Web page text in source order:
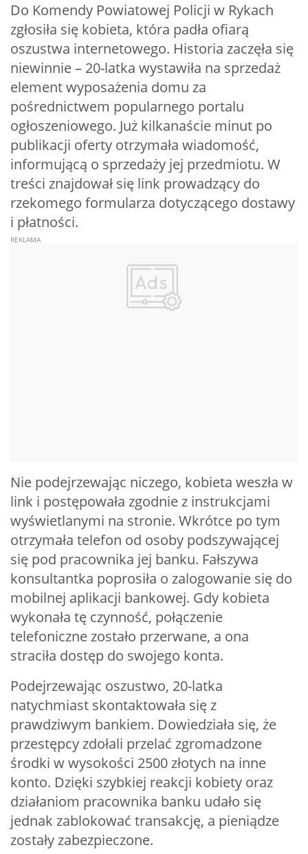
Do Komendy Powiatowej Policji w Rykach
zgłosiła się kobieta, która padła ofiarą
oszustwa internetowego. Historia zaczęła się
niewinnie – 20-latka wystawiła na sprzedaż
element wyposażenia domu za
pośrednictwem popularnego portalu
ogłoszeniowego. Już kilkanaście minut po
publikacji oferty otrzymała wiadomość,
informującą o sprzedaży jej przedmiotu. W
treści znajdował się link prowadzący do
rzekomego formularza dotyczącego dostawy
i płatności.
Nie podejrzewając niczego, kobieta weszła w
link i postępowała zgodnie z instrukcjami
wyświetlanymi na stronie. Wkrótce po tym
otrzymała telefon od osoby podszywającej
się pod pracownika jej banku. Fałszywa
konsultantka poprosiła o zalogowanie się do
mobilnej aplikacji bankowej. Gdy kobieta
wykonała tę czynność, połączenie
telefoniczne zostało przerwane, a ona
straciła dostęp do swojego konta.
Podejrzewając oszustwo, 20-latka
natychmiast skontaktowała się z
prawdziwym bankiem. Dowiedziała się, że
przestępcy zdołali przelać zgromadzone
środki w wysokości 2500 złotych na inne
konto. Dzięki szybkiej reakcji kobiety oraz
działaniom pracownika banku udało się
jednak zablokować transakcję, a pieniądze
zostały zabezpieczone.